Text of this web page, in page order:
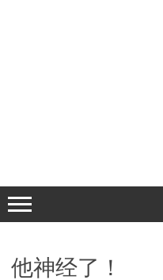
他神经了！